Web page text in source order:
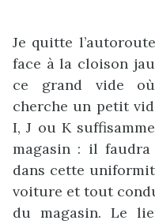
Je quitte
face à la cloison
ce grand vide
cherche un petit
I, J ou K
magasin : il
dans cette
voiture et tout
du magasin. Le